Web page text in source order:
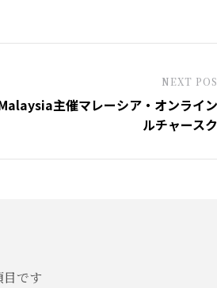
NEXT
主催マレーシア・オンライ
ルチャース
です